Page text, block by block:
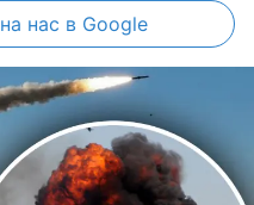
на нас в Google